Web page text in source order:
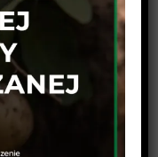
Pinterest
Vk